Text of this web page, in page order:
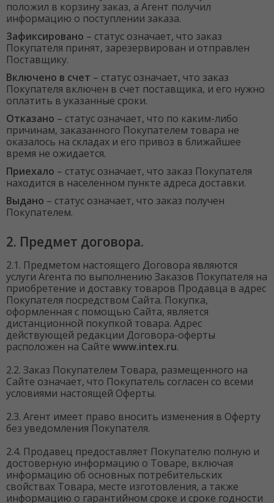
положил в корзину заказ, а Агент получил
информацию о поступлении заказа.
Зафиксировано – статус означает, что заказ
Покупателя принят, зарезервирован и отправлен
Поставщику.
Включено в счет – статус означает, что заказ
Покупателя включен в счет поставщика, и его нужно
оплатить в указанные сроки.
Отказано – статус означает, что по каким-либо
причинам, заказанного Покупателем товара не
оказалось на складах и его привоз в ближайшее
время не ожидается.
Приехало – статус означает, что заказ Покупателя
находится в населенном пункте адреса доставки.
Выдано – статус означает, что заказ получен
Покупателем.
2. Предмет договора.
2.1. Предметом настоящего Договора являются
услуги Агента по выполнению Заказов Покупателя на
приобретение и доставку товаров Продавца в адрес
Покупателя посредством Сайта. Покупка,
оформленная с помощью Сайта, является
дистанционной покупкой товара. Адрес
действующей редакции Договора-оферты
расположен на Сайте www.intex.ru.
2.2. Заказ Покупателем Товара, размещенного на
Сайте означает, что Покупатель согласен со всеми
условиями настоящей Оферты.
2.3. Агент имеет право вносить изменения в Оферту
без уведомления Покупателя.
2.4. Продавец предоставляет Покупателю полную и
достоверную информацию о Товаре, включая
информацию об основных потребительских
свойствах Товара, месте изготовления, а также
информацию о гарантийном сроке и сроке годности